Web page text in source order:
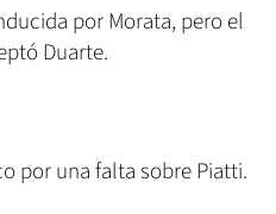
por Morata, pero el
Duarte.
por una falta sobre Piatti.